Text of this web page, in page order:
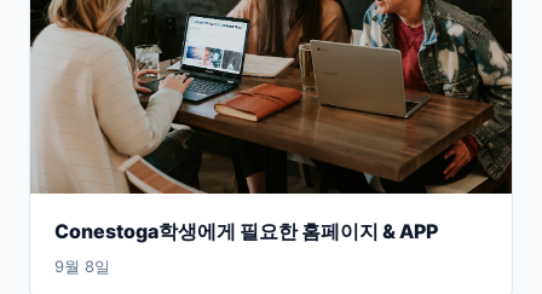
Conestoga학생에게 필요한 홈페이지 & APP
9월 8일